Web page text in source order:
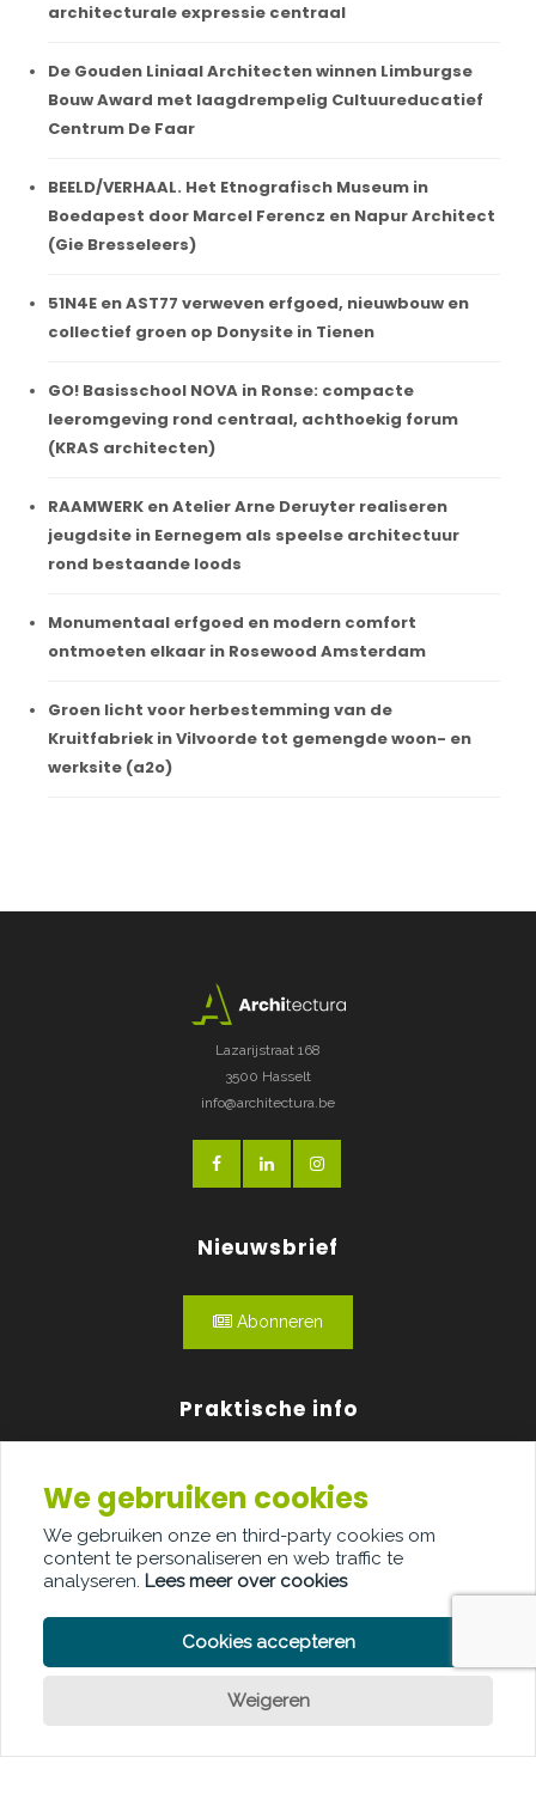
architecturale expressie centraal
De Gouden Liniaal Architecten winnen Limburgse
Bouw Award met laagdrempelig Cultuureducatief
Centrum De Faar
BEELD/VERHAAL. Het Etnografisch Museum in
Boedapest door Marcel Ferencz en Napur Architect
(Gie Bresseleers)
51N4E en AST77 verweven erfgoed, nieuwbouw en
collectief groen op Donysite in Tienen
GO! Basisschool NOVA in Ronse: compacte
leeromgeving rond centraal, achthoekig forum
(KRAS architecten)
RAAMWERK en Atelier Arne Deruyter realiseren
jeugdsite in Eernegem als speelse architectuur
rond bestaande loods
Monumentaal erfgoed en modern comfort
ontmoeten elkaar in Rosewood Amsterdam
Groen licht voor herbestemming van de
Kruitfabriek in Vilvoorde tot gemengde woon- en
werksite (a2o)
Lazarijstraat 168
3500 Hasselt
info@architectura.be
Nieuwsbrief
Abonneren
Praktische info
Over ons
Adverteren
Contact
We gebruiken cookies
We gebruiken onze en third-party cookies om
content te personaliseren en web traffic te
analyseren. Lees meer over cookies
Cookies accepteren
Weigeren